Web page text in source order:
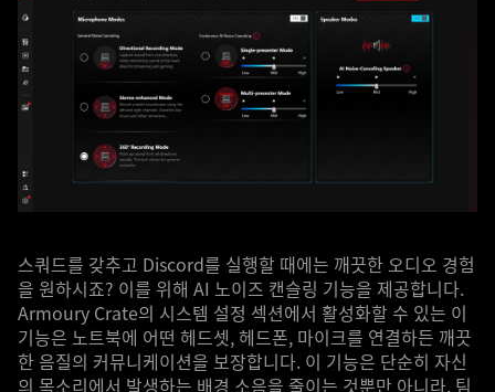
스쿼드를 갖추고 Discord를 실행할 때에는 깨끗한 오디오 경험
을 원하시죠? 이를 위해 AI 노이즈 캔슬링 기능을 제공합니다.
Armoury Crate의 시스템 설정 섹션에서 활성화할 수 있는 이
기능은 노트북에 어떤 헤드셋, 헤드폰, 마이크를 연결하든 깨끗
한 음질의 커뮤니케이션을 보장합니다. 이 기능은 단순히 자신
의 목소리에서 발생하는 배경 소음을 줄이는 것뿐만 아니라, 팀